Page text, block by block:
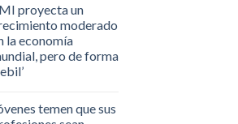
proyecta un
moderado
la economía
pero de forma
temen que sus